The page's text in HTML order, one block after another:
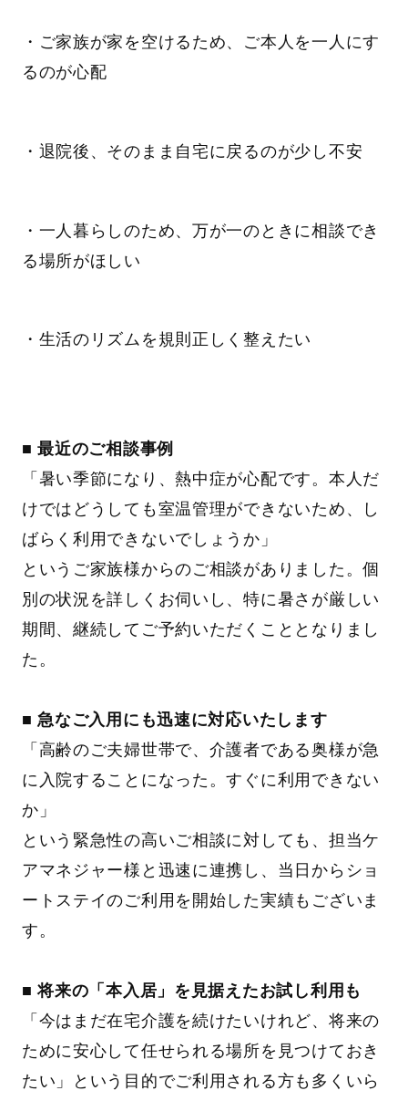
・ご家族が家を空けるため、ご本人を一人にす
るのが心配
・退院後、そのまま自宅に戻るのが少し不安
・一人暮らしのため、万が一のときに相談でき
る場所がほしい
・生活のリズムを規則正しく整えたい
■ 最近のご相談事例
「暑い季節になり、熱中症が心配です。本人だ
けではどうしても室温管理ができないため、し
ばらく利用できないでしょうか」
というご家族様からのご相談がありました。個
別の状況を詳しくお伺いし、特に暑さが厳しい
期間、継続してご予約いただくこととなりまし
た。
■ 急なご入用にも迅速に対応いたします
「高齢のご夫婦世帯で、介護者である奥様が急
に入院することになった。すぐに利用できない
か」
という緊急性の高いご相談に対しても、担当ケ
アマネジャー様と迅速に連携し、当日からショ
ートステイのご利用を開始した実績もございま
す。
■ 将来の「本入居」を見据えたお試し利用も
「今はまだ在宅介護を続けたいけれど、将来の
ために安心して任せられる場所を見つけておき
たい」という目的でご利用される方も多くいら